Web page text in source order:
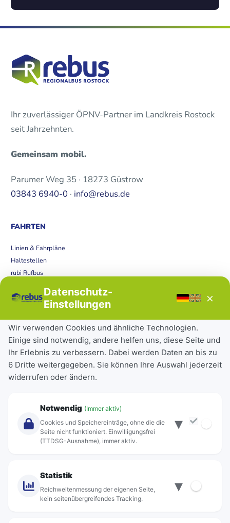
Ihr zuverlässiger ÖPNV-Partner im Landkreis Rostock
seit Jahrzehnten.
Gemeinsam mobil.
Parumer Weg 35 · 18273 Güstrow
03843 6940-0 · info@rebus.de
FAHRTEN
Linien & Fahrpläne
Haltestellen
rubi Rufbus
Störungen
Tickets & Tarife
Deutschlandticket
Schülerkarte
Einzeltickets
Abonnements
Über Rebus
Standorte
Datenschutz-
Einstellungen
×
Wir verwenden Cookies und ähnliche Technologien.
Einige sind notwendig, andere helfen uns, diese Seite und
Ihr Erlebnis zu verbessern. Dabei werden Daten an bis zu
6 Dritte weitergegeben. Sie können Ihre Auswahl jederzeit
widerrufen oder ändern.
Notwendig (Immer aktiv)
Cookies und Speichereinträge, ohne die die
Seite nicht funktioniert. Einwilligungsfrei
(TTDSG-Ausnahme), immer aktiv.
▾
Statistik
Reichweitenmessung der eigenen Seite,
kein seitenübergreifendes Tracking.
▾